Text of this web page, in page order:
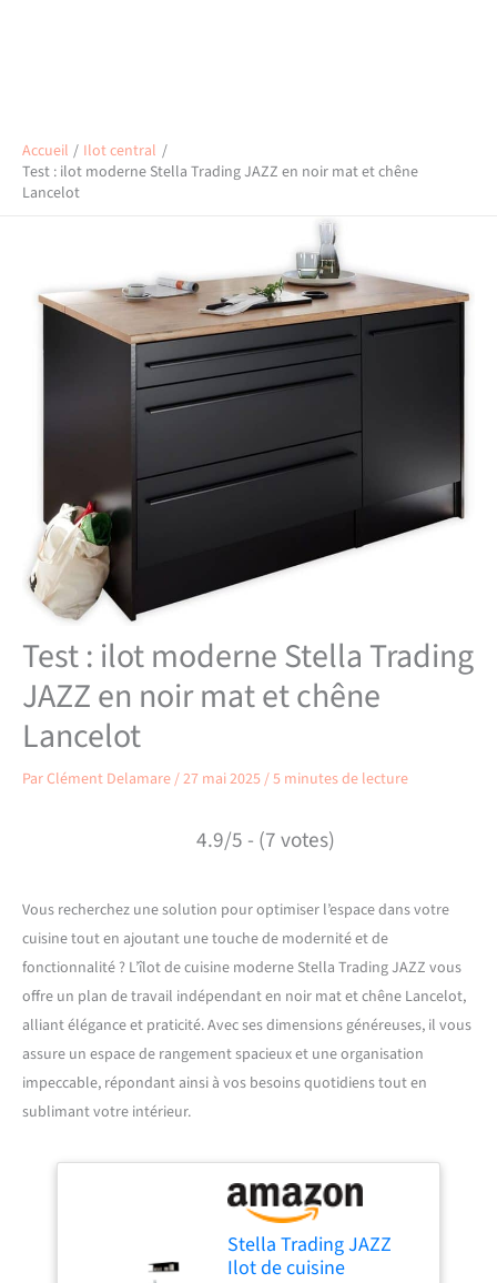
Accueil
Ilot central
Test : ilot moderne Stella Trading JAZZ en noir mat et chêne
Lancelot
Test : ilot moderne Stella Trading
JAZZ en noir mat et chêne
Lancelot
ParClément Delamare/27 mai 2025/5 minutes de lecture
4.9/5 - (7 votes)
Vous recherchez une solution pour optimiser l’espace dans votre
cuisine tout en ajoutant une touche de modernité et de
fonctionnalité ? L’îlot de cuisine moderne Stella Trading JAZZ vous
offre un plan de travail indépendant en noir mat et chêne Lancelot,
alliant élégance et praticité. Avec ses dimensions généreuses, il vous
assure un espace de rangement spacieux et une organisation
impeccable, répondant ainsi à vos besoins quotidiens tout en
sublimant votre intérieur.
Stella Trading JAZZ
Ilot de cuisine